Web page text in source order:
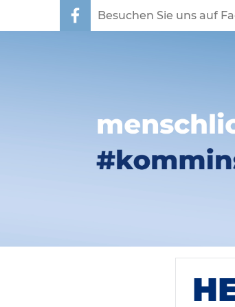
Besuchen Sie uns auf